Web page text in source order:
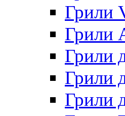
Грили
Грили
Грили
Грили
Грили